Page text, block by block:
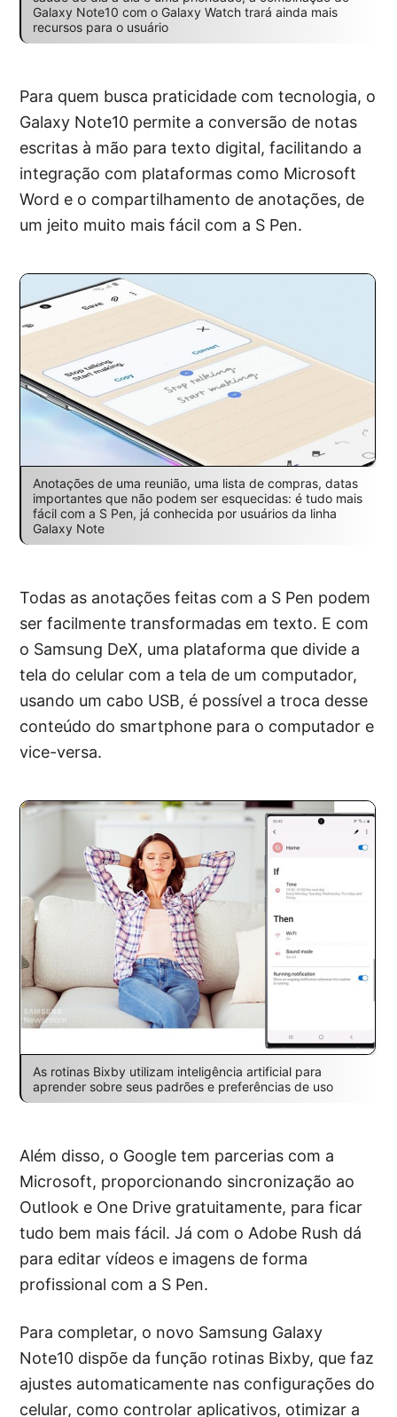
Galaxy Note10 com o Galaxy Watch trará ainda mais
recursos para o usuário
Para quem busca praticidade com tecnologia, o
Galaxy Note10 permite a conversão de notas
escritas à mão para texto digital, facilitando a
integração com plataformas como Microsoft
Word e o compartilhamento de anotações, de
um jeito muito mais fácil com a S Pen.
Anotações de uma reunião, uma lista de compras, datas
importantes que não podem ser esquecidas: é tudo mais
fácil com a S Pen, já conhecida por usuários da linha
Galaxy Note
Todas as anotações feitas com a S Pen podem
ser facilmente transformadas em texto. E com
o Samsung DeX, uma plataforma que divide a
tela do celular com a tela de um computador,
usando um cabo USB, é possível a troca desse
conteúdo do smartphone para o computador e
vice-versa.
As rotinas Bixby utilizam inteligência artificial para
aprender sobre seus padrões e preferências de uso
Além disso, o Google tem parcerias com a
Microsoft, proporcionando sincronização ao
Outlook e One Drive gratuitamente, para ficar
tudo bem mais fácil. Já com o Adobe Rush dá
para editar vídeos e imagens de forma
profissional com a S Pen.
Para completar, o novo Samsung Galaxy
Note10 dispõe da função rotinas Bixby, que faz
ajustes automaticamente nas configurações do
celular, como controlar aplicativos, otimizar a